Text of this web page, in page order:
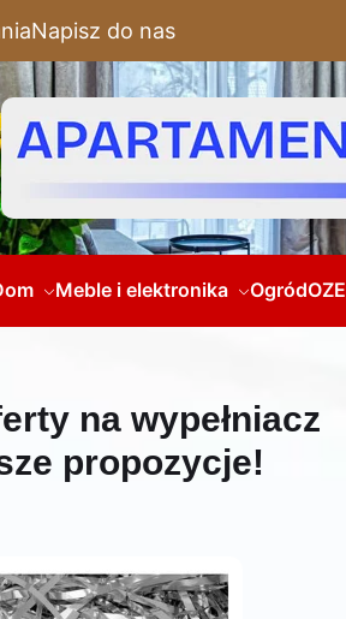
Napisz do nas
Meble i elektronika OgródOZE
na wypełniacz
propozycje!